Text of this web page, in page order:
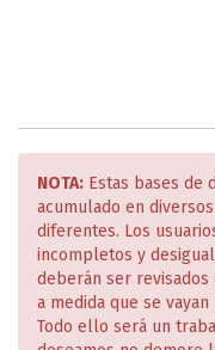
NOTA: Estas bases de
acumulado en
diferentes. Los
incompletos y
deberán ser revisados
a medida que se
Todo ello será un